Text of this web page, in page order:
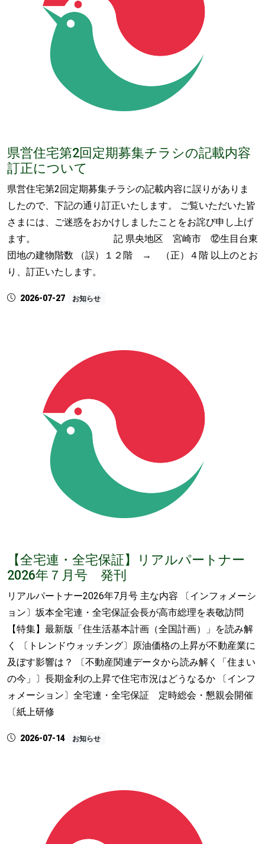
県営住宅第2回定期募集チラシの記載内容
訂正について
県営住宅第2回定期募集チラシの記載内容に誤りがありま
したので、下記の通り訂正いたします。 ご覧いただいた皆
さまには、ご迷惑をおかけしましたことをお詫び申し上げ
ます。 記 県央地区 宮崎市 ⑫生目台東
団地の建物階数 （誤）１２階 → （正）４階 以上のとお
り、訂正いたします。
2026-07-27 お知らせ
【全宅連・全宅保証】リアルパートナー
2026年７月号 発刊
リアルパートナー2026年7月号 主な内容 〔インフォメーシ
ョン〕坂本全宅連・全宅保証会長が高市総理を表敬訪問
【特集】最新版「住生活基本計画（全国計画）」を読み解
く 〔トレンドウォッチング〕原油価格の上昇が不動産業に
及ぼす影響は？ 〔不動産関連データから読み解く「住まい
の今」〕長期金利の上昇で住宅市況はどうなるか 〔インフ
ォメーション〕全宅連・全宅保証 定時総会・懇親会開催
〔紙上研修
2026-07-14 お知らせ